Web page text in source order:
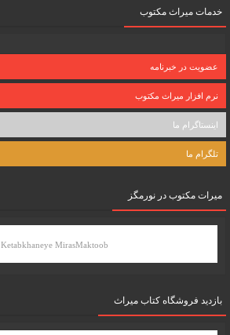
خدمات میراث مکتوب
عضویت در خبرنامه
نرم افزار میراث مکتوب
اینستاگرام ما
تلگرام ما
میرات مکتوب در نورمگز
Ketabkhaneye MirasMaktoob
بازدید فروشگاه کتاب میراث